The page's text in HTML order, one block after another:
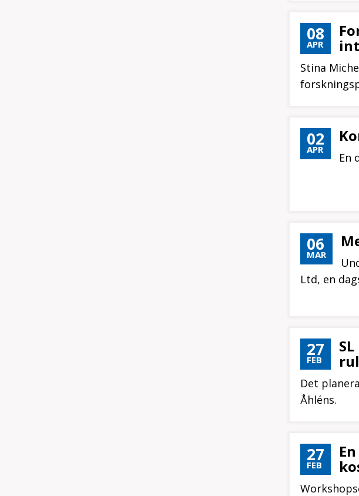
08
APR
Stina
02
APR
En
06
MAR
Ltd, en
27
FEB
Det
Åhléns.
27
FEB